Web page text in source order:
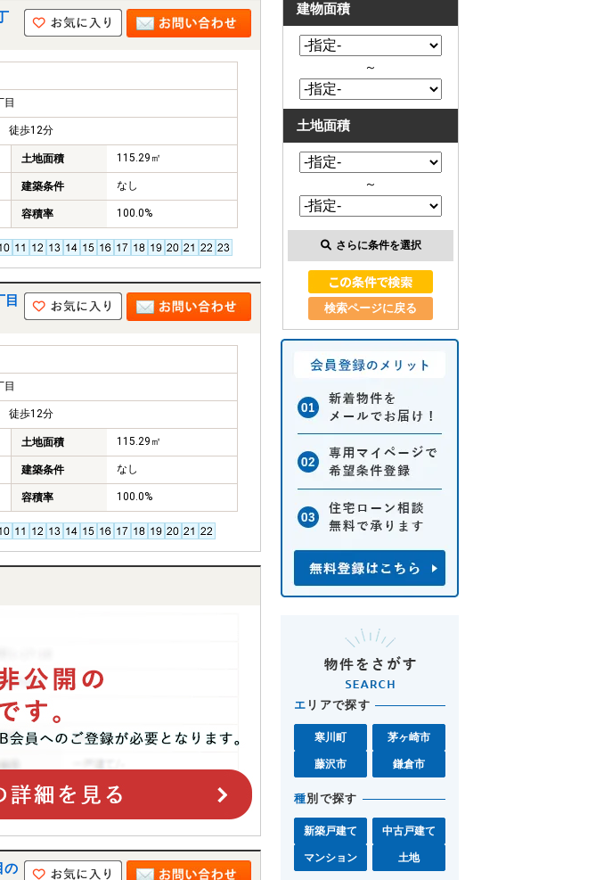
目
徒歩12分
土地面積 115.29㎡
建築条件 なし
容積率 100.0%
目
徒歩12分
土地面積 115.29㎡
建築条件 なし
容積率 100.0%
の
建物面積
～
土地面積
～
さらに条件を選択
検索ページに戻る
エ リアで探す
寒川町 茅ヶ崎市
藤沢市 鎌倉市
種別で探す
新築戸建て 中古戸建て
マンション 土地